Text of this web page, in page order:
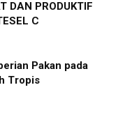
DAN PRODUKTIF
C
Pakan pada
Tropis